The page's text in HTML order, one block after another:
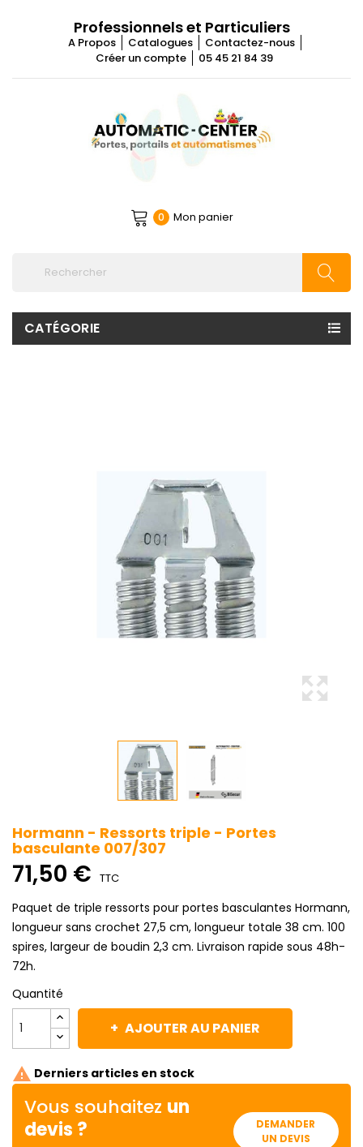
Professionnels et Particuliers
A Propos Catalogues
Contactez-nous
Créer un compte
05 45 21 84 39
0 Mon panier
CATÉGORIE
Hormann - Ressorts triple - Portes
basculante 007/307
71,50 € TTC
Paquet de triple ressorts pour portes basculantes Hormann,
longueur sans crochet 27,5 cm, longueur totale 38 cm. 100
spires, largeur de boudin 2,3 cm. Livraison rapide sous 48h-
72h.
Quantité
AJOUTER AU PANIER
 Derniers articles en stock
Vous souhaitez un
devis ?
DEMANDER
UN DEVIS